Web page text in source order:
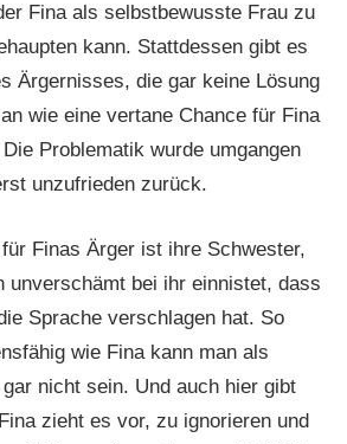
Fina als selbstbewusste Frau zu
kann. Stattdessen gibt es
Ärgernisses, die gar keine Lösung
wie eine vertane Chance für Fina
Problematik wurde umgangen
unzufrieden zurück.
Finas Ärger ist ihre Schwester,
unverschämt bei ihr einnistet, dass
Sprache verschlagen hat. So
wie Fina kann man als
nicht sein. Und auch hier gibt
zieht es vor, zu ignorieren und